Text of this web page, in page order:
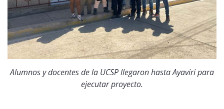
Alumnos y docentes de la UCSP llegaron hasta Ayaviri para
ejecutar proyecto.